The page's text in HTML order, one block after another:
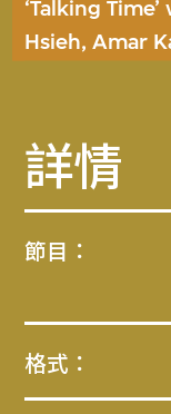
‘Talking
Hsieh, Amar
詳情
節目：
格式：